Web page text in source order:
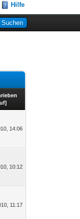
Hilfe
]
14:06
10:12
11:17